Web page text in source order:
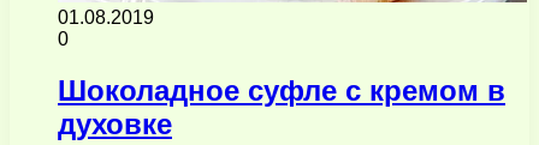
01.08.2019
0
Шоколадное суфле с кремом в
духовке